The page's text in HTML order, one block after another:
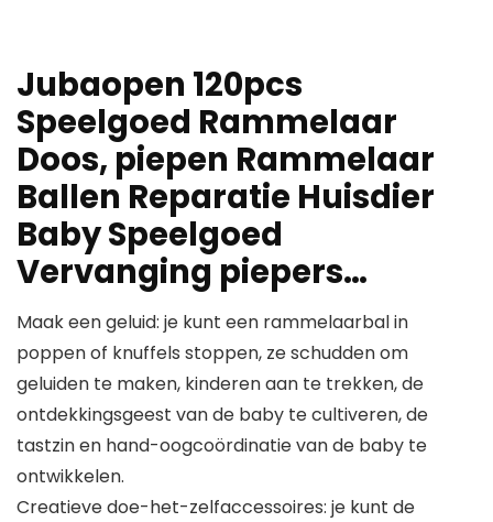
Jubaopen 120pcs
Speelgoed Rammelaar
Doos, piepen Rammelaar
Ballen Reparatie Huisdier
Baby Speelgoed
Vervanging piepers…
Maak een geluid: je kunt een rammelaarbal in
poppen of knuffels stoppen, ze schudden om
geluiden te maken, kinderen aan te trekken, de
ontdekkingsgeest van de baby te cultiveren, de
tastzin en hand-oogcoördinatie van de baby te
ontwikkelen.
Creatieve doe-het-zelfaccessoires: je kunt de